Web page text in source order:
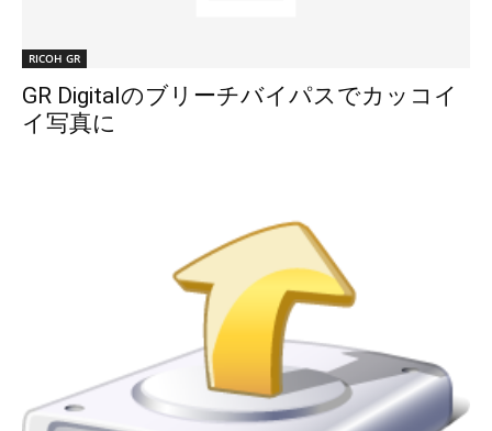
RICOH GR
GR Digitalのブリーチバイパスでカッコイ
イ写真に